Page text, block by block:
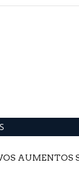
AUMENTOS